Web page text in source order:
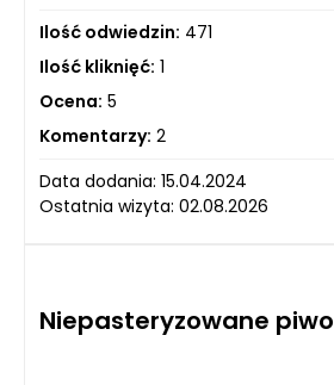
Ilość odwiedzin: 471
Ilość kliknięć: 1
Ocena: 5
Komentarzy: 2
Data dodania: 15.04.2024
Ostatnia wizyta: 02.08.2026
Niepasteryzowane piwo